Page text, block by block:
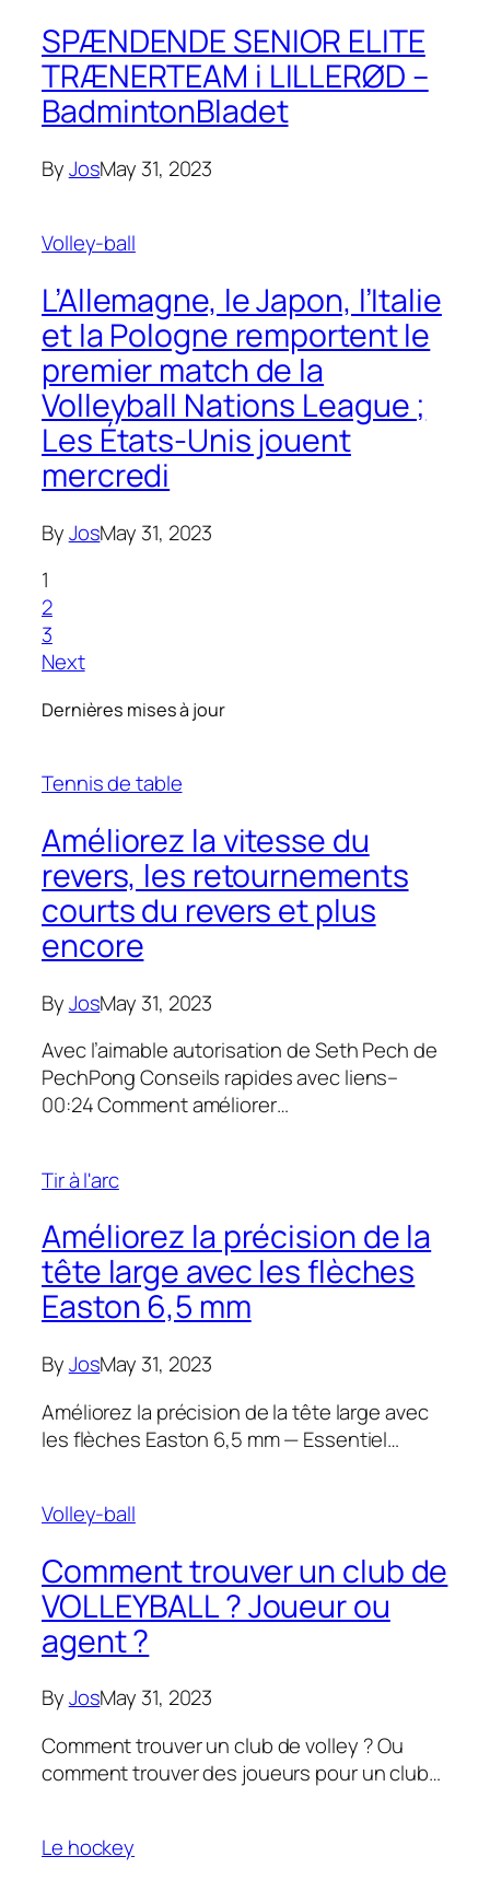
SPÆNDENDE SENIOR ELITE
TRÆNERTEAM i LILLERØD –
BadmintonBladet
ByJosMay 31, 2023
Volley-ball
L’Allemagne, le Japon, l’Italie
et la Pologne remportent le
premier match de la
Volleyball Nations League ;
Les États-Unis jouent
mercredi
ByJosMay 31, 2023
1
2
3
Next
Dernières mises à jour
Tennis de table
Améliorez la vitesse du
revers, les retournements
courts du revers et plus
encore
ByJosMay 31, 2023
Avec l’aimable autorisation de Seth Pech de
PechPong Conseils rapides avec liens–
00:24 Comment améliorer…
Tir à l'arc
Améliorez la précision de la
tête large avec les flèches
Easton 6,5 mm
ByJosMay 31, 2023
Améliorez la précision de la tête large avec
les flèches Easton 6,5 mm — Essentiel…
Volley-ball
Comment trouver un club de
VOLLEYBALL ? Joueur ou
agent ?
ByJosMay 31, 2023
Comment trouver un club de volley ? Ou
comment trouver des joueurs pour un club…
Le hockey